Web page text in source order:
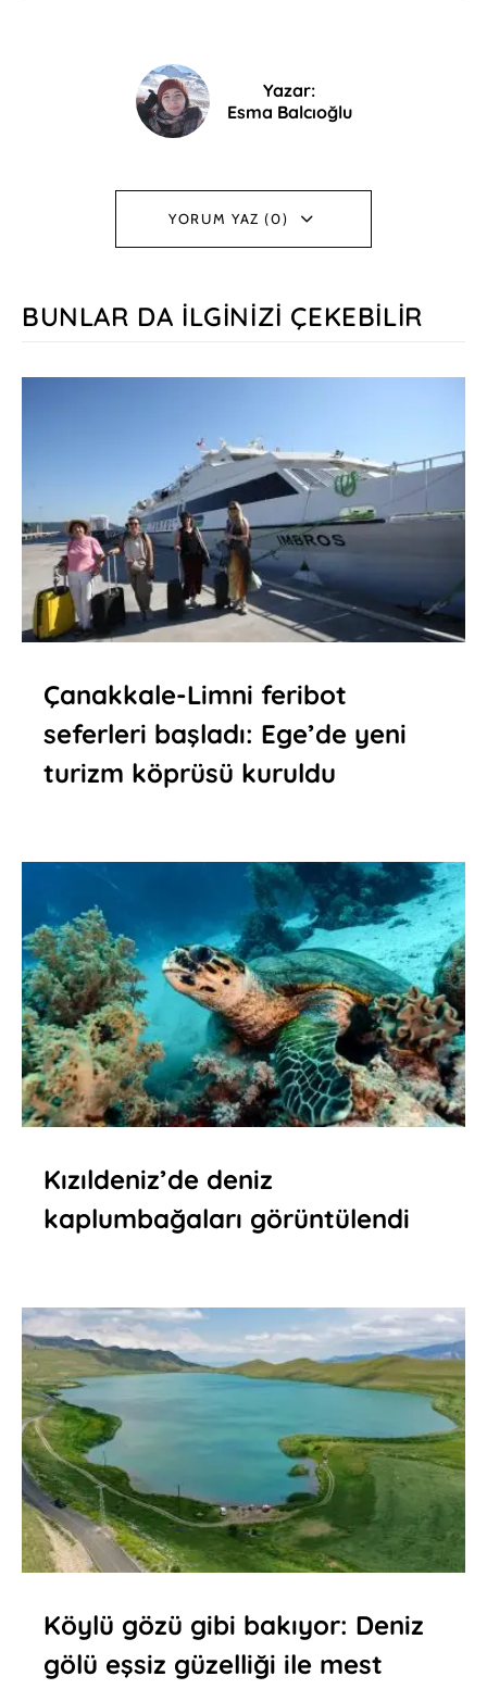
Yazar:
Esma Balcıoğlu
YORUM YAZ (0)
BUNLAR DA İLGINIZI ÇEKEBILIR
Çanakkale-Limni feribot
seferleri başladı: Ege’de yeni
turizm köprüsü kuruldu
Kızıldeniz’de deniz
kaplumbağaları görüntülendi
Köylü gözü gibi bakıyor: Deniz
gölü eşsiz güzelliği ile mest